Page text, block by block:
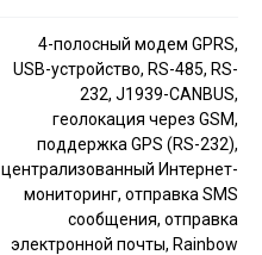
4-полосный модем GPRS,
USB-устройство, RS-485, RS-
232, J1939-CANBUS,
геолокация через GSM,
поддержка GPS (RS-232),
централизованный Интернет-
мониторинг, отправка SMS
сообщения, отправка
электронной почты, Rainbow